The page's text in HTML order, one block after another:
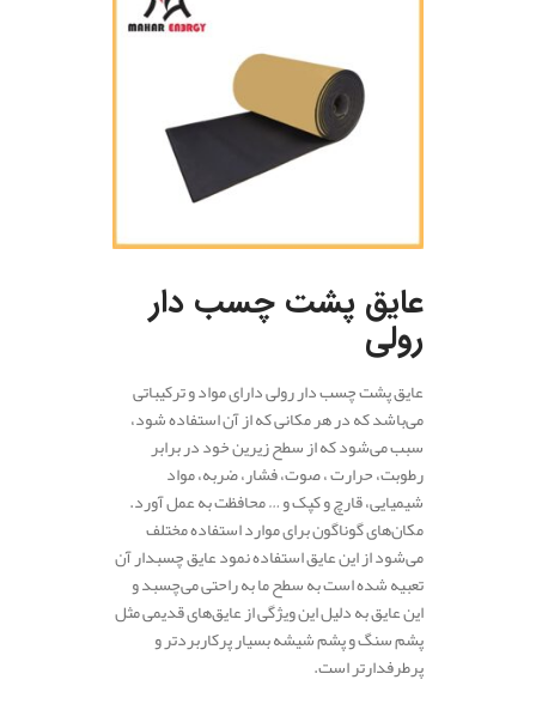
عایق پشت چسب دار
رولی
عایق پشت چسب دار رولی دارای مواد و ترکیباتی
می‌باشد که در هر مکانی که از آن استفاده شود،
سبب می‌شود که از سطح زیرین خود در برابر
رطوبت، حرارت ، صوت، فشار، ضربه، مواد
شیمیایی، قارچ و کپک و … محافظت به عمل آورد.
مکان‌های گوناگون برای موارد استفاده مختلف
می‌شود از این عایق استفاده نمود عایق چسبدار آن
تعبیه شده است به سطح ما به راحتی می‌چسبد و
این عایق به دلیل این ویژگی از عایق‌های قدیمی مثل
پشم سنگ و پشم شیشه بسیار پرکاربردتر و
پرطرفدارتر است.